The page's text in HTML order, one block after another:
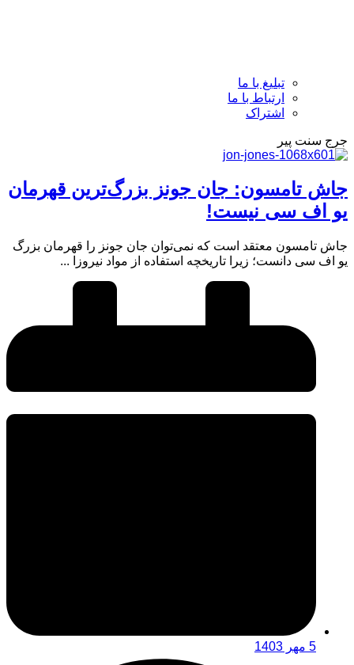
تبلیغ با ما
ارتباط با ما
اشتراک
جرج سنت پیر
جاش تامسون: جان جونز بزرگ‌ترین قهرمان
یو اف سی نیست!
جاش تامسون معتقد است که نمی‌توان جان جونز را قهرمان بزرگ
یو اف سی دانست؛ زیرا تاریخچه استفاده از مواد نیروزا ...
5 مهر 1403